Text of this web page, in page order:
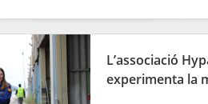
L’associació
experimenta la